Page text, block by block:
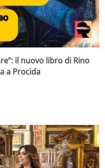
il nuovo libro di Rino
a Procida